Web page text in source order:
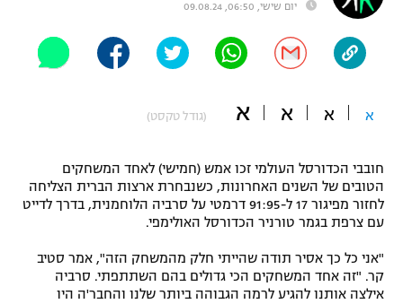
"מחצית בשכונה" – פודקאסט
תקנון עבור פעילות אלקטרה
תקנון עבור פעילות ספורט 1 – "מרלן"
גיימינג E-Sports
תנאי שימוש
אופניים
כדורמים
פוטבול אמריקאי NFL
בייסבול MLB
ספורט אתגרי ואקסטרים
אומנויות לחימה
יום שישי, 06:50, 09.08.24
א א א א (גודל טקסט)
חובבי הכדורסל העולמי זכו אמש (חמישי) לאחד המשחקים
הטובים של השנים האחרונות, כשנבחרת ארצות הברית הצליחה
לחזור מפיגור 17 ל-91:95 דרמטי על סרביה הלוחמנית, בדרך לדייט
עם צרפת בגמר טורניר הכדורסל האולימפי.
"אני כל כך אסיר תודה שהייתי חלק מהמשחק הזה", אמר סטיב
קר. "זה אחד המשחקים הכי גדולים בהם השתתפתי. סרביה
אילצה אותנו להגיע לרמה הגבוהה ביותר שלנו והחבר'ה היו